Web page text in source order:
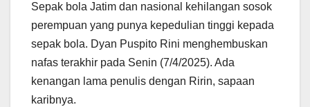
Sepak bola Jatim dan nasional kehilangan sosok
perempuan yang punya kepedulian tinggi kepada
sepak bola. Dyan Puspito Rini menghembuskan
nafas terakhir pada Senin (7/4/2025). Ada
kenangan lama penulis dengan Ririn, sapaan
karibnya.